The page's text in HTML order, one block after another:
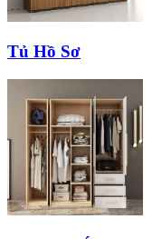
Tủ Hồ Sơ